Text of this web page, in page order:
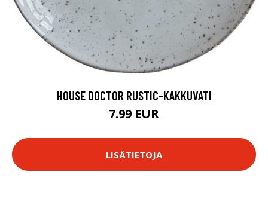
HOUSE DOCTOR RUSTIC-KAKKUVATI
7.99 EUR
LISÄTIETOJA